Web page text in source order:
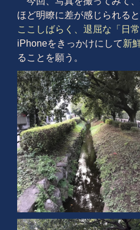
ほど明瞭に差が感じられる
ここしばらく、退屈な「日
iPhoneをきっかけにして新
ることを願う。